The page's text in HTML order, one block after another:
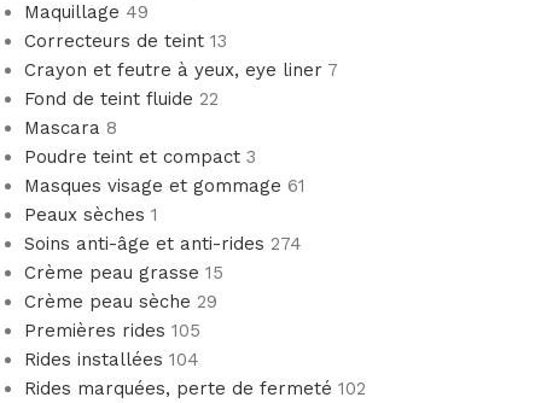
Maquillage 49
Correcteurs de teint 13
Crayon et feutre à yeux, eye liner 7
Fond de teint fluide 22
Mascara 8
Poudre teint et compact 3
Masques visage et gommage 61
Peaux sèches 1
Soins anti-âge et anti-rides 274
Crème peau grasse 15
Crème peau sèche 29
Premières rides 105
Rides installées 104
Rides marquées, perte de fermeté 102